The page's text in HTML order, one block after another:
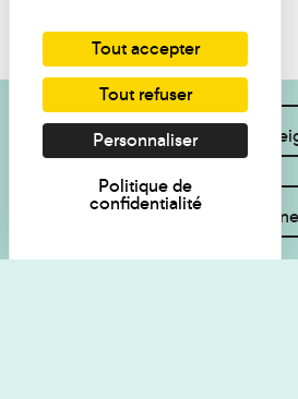
Je souhaite des
Inscrivez-vous à la
Tout accepter
Tout refuser
Personnaliser
Politique de
confidentialité